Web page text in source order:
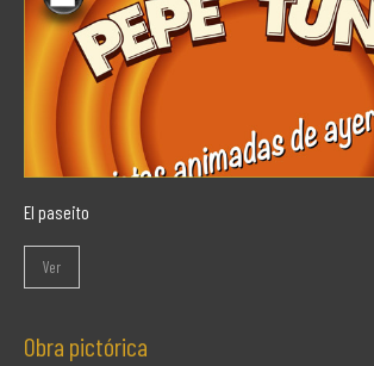
El paseito
Ver
Obra pictórica